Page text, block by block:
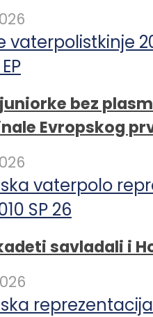
bez
Evropskog
savladali i